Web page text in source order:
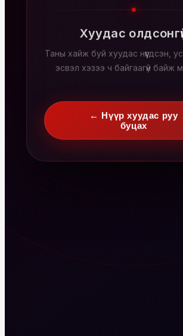
Хуудас
Таны хайж буй хуудас нүүгдсэн,
эсвэл хэзээ ч байгаагүй байж
← Нүүр хуудас руу
буцах